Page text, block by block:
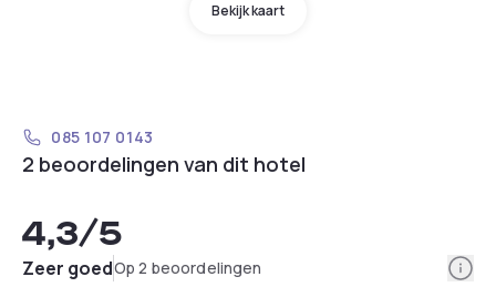
Bekijk kaart
085 107 0143
2 beoordelingen van dit hotel
4,3/5
Zeer goedOp 2 beoordelingen